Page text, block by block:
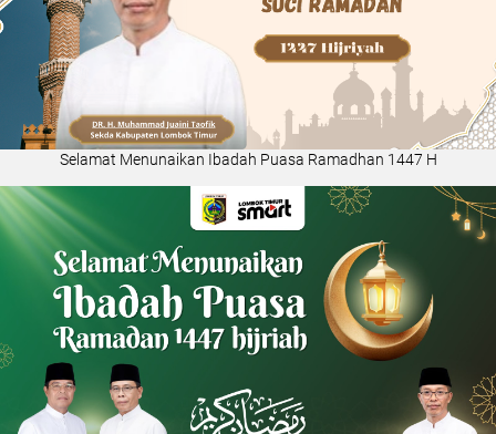
Selamat Menunaikan Ibadah Puasa Ramadhan 1447 H